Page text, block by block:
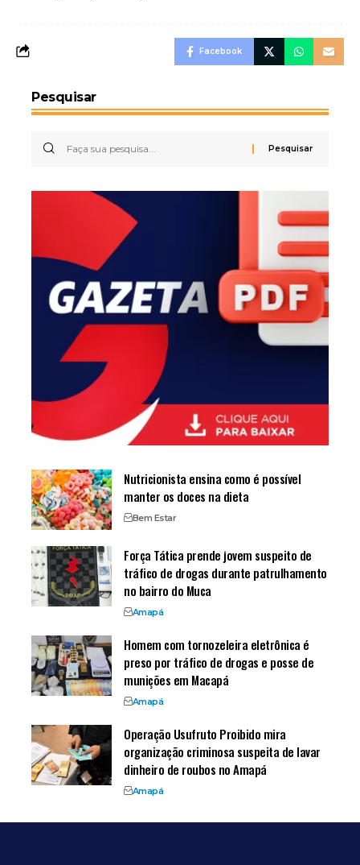
Facebook
Pesquisar
Nutricionista ensina como é possível
manter os doces na dieta
Bem Estar
Força Tática prende jovem suspeito de
tráfico de drogas durante patrulhamento
no bairro do Muca
Amapá
Homem com tornozeleira eletrônica é
preso por tráfico de drogas e posse de
munições em Macapá
Amapá
Operação Usufruto Proibido mira
organização criminosa suspeita de lavar
dinheiro de roubos no Amapá
Amapá